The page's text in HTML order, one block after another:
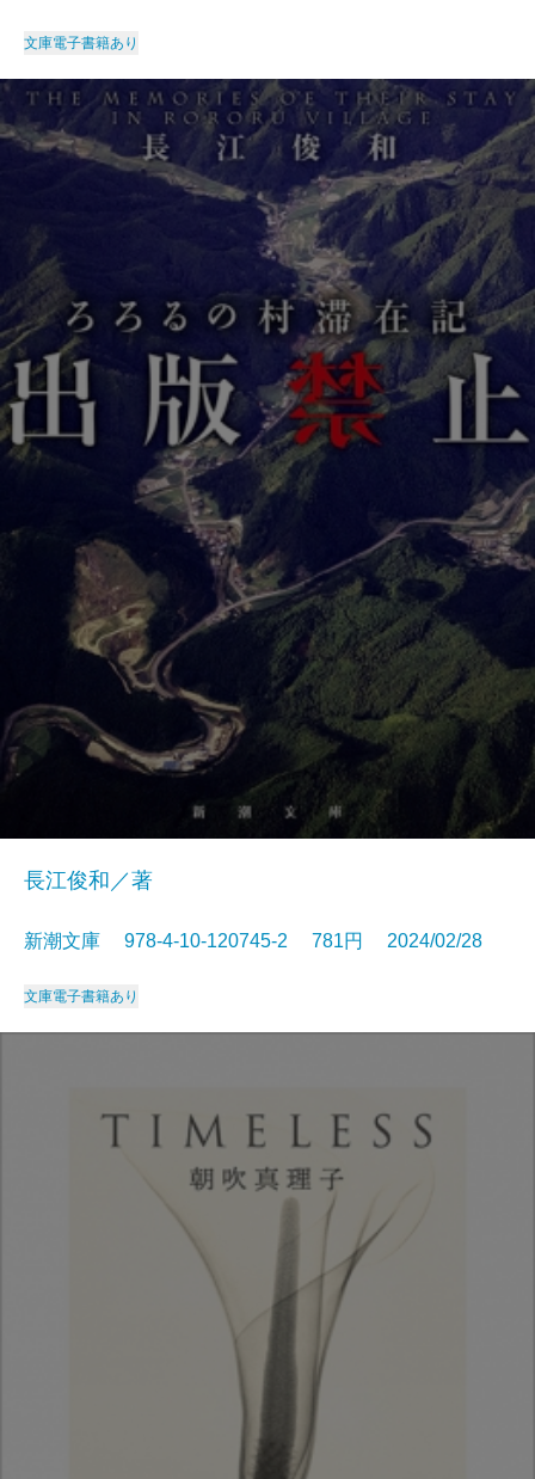
文庫電子書籍あり
長江俊和／著
新潮文庫 978-4-10-120745-2 781円 2024/02/28
文庫電子書籍あり